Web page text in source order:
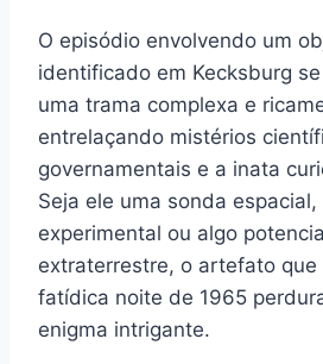
O episódio envolvendo um
identificado em Kecksburg
uma trama complexa e
entrelaçando mistérios
governamentais e a inata
Seja ele uma sonda
experimental ou algo
extraterrestre, o artefato que
fatídica noite de 1965
enigma intrigante.